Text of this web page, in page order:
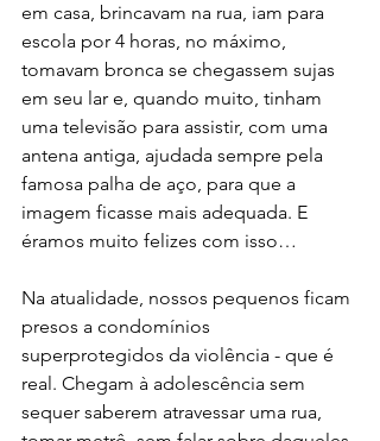
em casa, brincavam na rua, iam para
escola por 4 horas, no máximo,
tomavam bronca se chegassem sujas
em seu lar e, quando muito, tinham
uma televisão para assistir, com uma
antena antiga, ajudada sempre pela
famosa palha de aço, para que a
imagem ficasse mais adequada. E
éramos muito felizes com isso…
Na atualidade, nossos pequenos ficam
presos a condomínios
superprotegidos da violência - que é
real. Chegam à adolescência sem
sequer saberem atravessar uma rua,